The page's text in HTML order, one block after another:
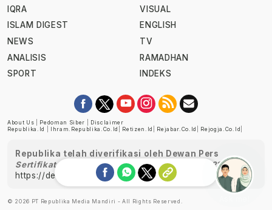
IQRA
ISLAM DIGEST
NEWS
ANALISIS
SPORT
VISUAL
ENGLISH
TV
RAMADHAN
INDEKS
About Us Pedoman Siber
Disclaimer
Republika.id
Ihram.republika.co.id Retizen.id Rejabar.co.id Rejogja.co.id
Republika telah diverifikasi oleh Dewan Pers
Sertifikat Nomor 1058/DP-Verifikasi/K/XII/2022
https://dewanpers.or.id/data/perusahaanpers
© 2026 PT Republika Media Mandiri - All Rights Reserved.